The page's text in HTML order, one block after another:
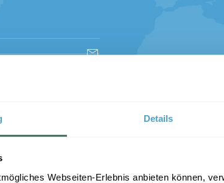
Details
Webseiten-Erlebnis anbieten können,